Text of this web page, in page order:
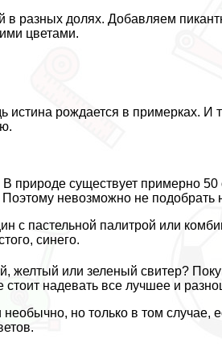
разных долях. Добавляем
цветами.
истина рождается в примерках.
В природе существует примерно
невозможно не подобрать
с пастельной палитрой или
синего.
желтый или зеленый свитер?
надевать все лучшее и
необычно, но только в том